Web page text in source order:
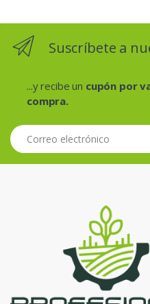
Suscríbete a
...y recibe un cupón por
compra.
Correo electrónico